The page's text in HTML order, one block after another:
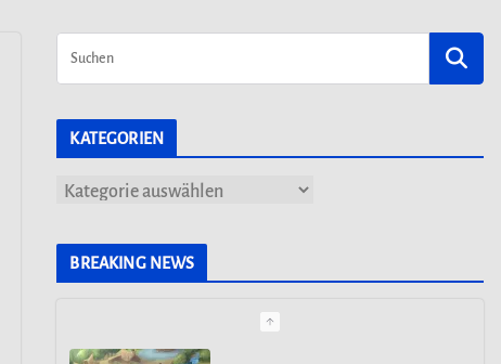
KATEGORIEN
K
BREAKING NEWS